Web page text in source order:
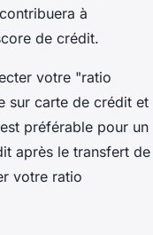
à
de crédit.
votre "ratio
sur carte de crédit et
préférable pour un
après le transfert de
votre ratio